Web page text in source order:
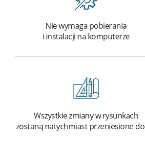
Nie wymaga pobierania
i instalacji na komputerze
Wszystkie zmiany w rysunkach
zostaną natychmiast przeniesione